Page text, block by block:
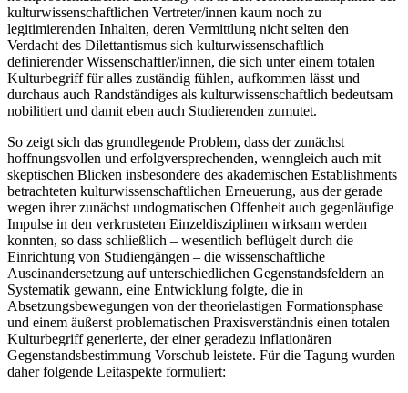
kulturwissenschaftlichen Vertreter/innen kaum noch zu
legitimierenden Inhalten, deren Vermittlung nicht selten den
Verdacht des Dilettantismus sich kulturwissenschaftlich
definierender Wissenschaftler/innen, die sich unter einem totalen
Kulturbegriff für alles zuständig fühlen, aufkommen lässt und
durchaus auch Randständiges als kulturwissenschaftlich bedeutsam
nobilitiert und damit eben auch Studierenden zumutet.
So zeigt sich das grundlegende Problem, dass der zunächst
hoffnungsvollen und erfolgversprechenden, wenngleich auch mit
skeptischen Blicken insbesondere des akademischen Establishments
betrachteten kulturwissenschaftlichen Erneuerung, aus der gerade
wegen ihrer zunächst undogmatischen Offenheit auch gegenläufige
Impulse in den verkrusteten Einzeldisziplinen wirksam werden
konnten, so dass schließlich – wesentlich beflügelt durch die
Einrichtung von Studiengängen – die wissenschaftliche
Auseinandersetzung auf unterschiedlichen Gegenstandsfeldern an
Systematik gewann, eine Entwicklung folgte, die in
Absetzungsbewegungen von der theorielastigen Formationsphase
und einem äußerst problematischen Praxisverständnis einen totalen
Kulturbegriff generierte, der einer geradezu inflationären
Gegenstandsbestimmung Vorschub leistete. Für die Tagung wurden
daher folgende Leitaspekte formuliert: